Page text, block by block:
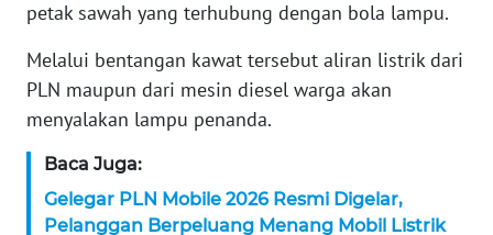
petak sawah yang terhubung dengan bola lampu.
Melalui bentangan kawat tersebut aliran listrik dari
PLN maupun dari mesin diesel warga akan
menyalakan lampu penanda.
Baca Juga:
Gelegar PLN Mobile 2026 Resmi Digelar,
Pelanggan Berpeluang Menang Mobil Listrik
WN
WN
KEPRI
WN